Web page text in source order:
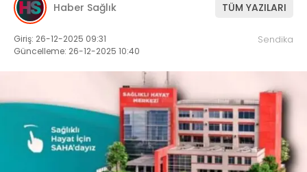
Haber Sağlık TÜM YAZILARI
Giriş: 26-12-2025 09:31
Güncelleme: 26-12-2025 10:40
Sendika